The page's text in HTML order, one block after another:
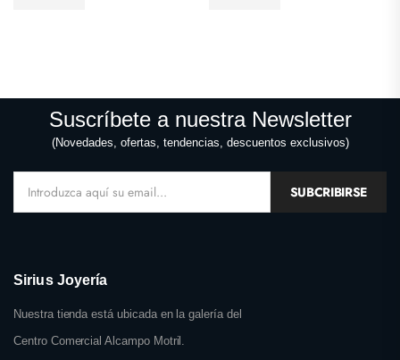
Suscríbete a nuestra Newsletter
(Novedades, ofertas, tendencias, descuentos exclusivos)
SUBCRIBIRSE
Sirius Joyería
Nuestra tienda está ubicada en la galería del
Centro Comercial Alcampo Motril.